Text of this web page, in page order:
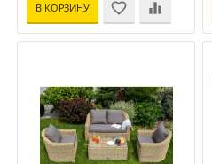
В КОРЗИНУ